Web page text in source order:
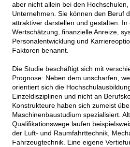
aber nicht allein bei den
Unternehmen. Sie können den Beruf
attraktiver darstellen und gestalten.
Wertschätzung, finanzielle Anreize,
Personalentwicklung und
Faktoren benannt.
Die Studie beschäftigt sich mit
Prognose: Neben dem unscharfen,
orientiert sich die
Einzeldisziplinen und nicht an
Konstrukteure haben sich zumeist
Maschinenbaustudium spezialisiert.
Qualifikationswege laufen
der Luft- und Raumfahrttechnik,
Fahrzeugtechnik. Eine eigene